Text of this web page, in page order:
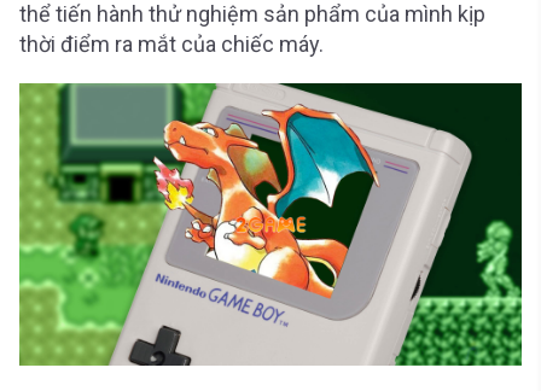
thể tiến hành thử nghiệm sản phẩm của mình kịp
thời điểm ra mắt của chiếc máy.